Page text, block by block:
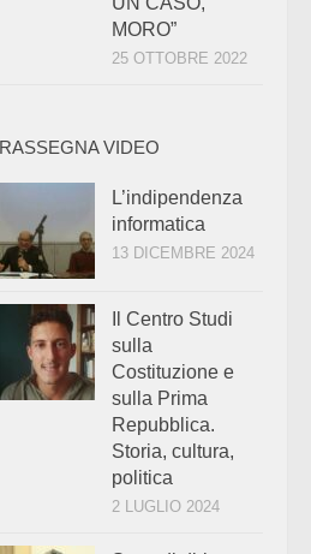
MORO”
25 OTTOBRE 2022
RASSEGNA VIDEO
L’indipendenza
informatica
13 DICEMBRE 2024
Il Centro Studi
sulla
Costituzione e
sulla Prima
Repubblica.
Storia, cultura,
politica
2 LUGLIO 2024